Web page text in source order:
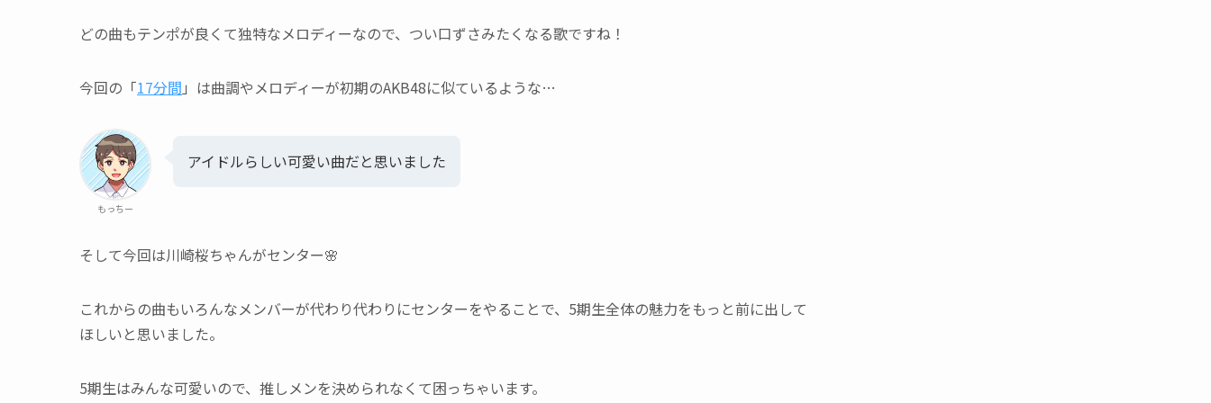
どの曲もテンポが良くて独特なメロディーなので、つい口ずさみたくなる歌ですね！
今回の「17分間 」は曲調やメロディーが初期のAKB48に似ているような…
もっちー
アイドルらしい可愛い曲だと思いました
そして今回は川崎桜ちゃんがセンター🌸
これからの曲もいろんなメンバーが代わり代わりにセンターをやることで、5期生全体の魅力をもっと前に出して
ほしいと思いました。
5期生はみんな可愛いので、推しメンを決められなくて困っちゃいます。